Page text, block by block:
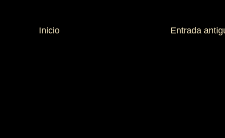
Entrada
Inicio